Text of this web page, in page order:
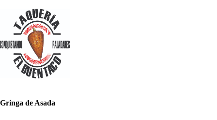
Gringa de Asada